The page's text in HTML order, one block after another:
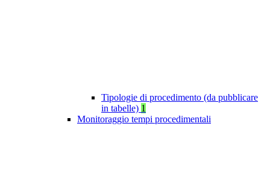
Tipologie di procedimento (da pubblicare
in tabelle) 1
Monitoraggio tempi procedimentali